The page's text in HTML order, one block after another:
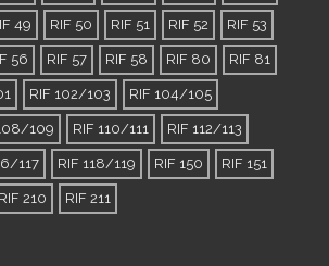
49 RIF 50 RIF 51 RIF 52 RIF 53
56 RIF 57 RIF 58 RIF 80 RIF 81
RIF 102/103 RIF 104/105
109 RIF 110/111 RIF 112/113
117 RIF 118/119 RIF 150 RIF 151
RIF 210 RIF 211